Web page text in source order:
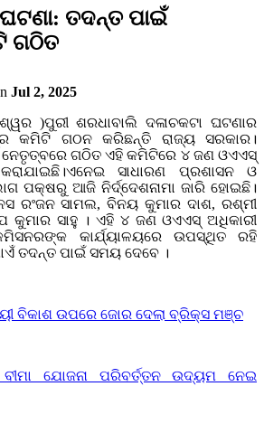
ଘଟଣା: ତଦନ୍ତ ପାଇଁ
ଗଠିତ
Jul 2, 2025
)ପୁରୀ ଶରଧାବାଲି ଦଳାଚକଟା ଘଟଣାର
କମିଟି ଗଠନ କରିଛନ୍ତି ରାଜ୍ୟ ସରକାର।
ଗଠିତ ଏହି କମିଟିରେ ୪ ଜଣ ଓଏଏସ୍‌
ସାଧାରଣ ପ୍ରଶାସନ ଓ
ପକ୍ଷରୁ ଆଜି ନିର୍ଦ୍ଦେଶନାମା ଜାରି ହୋଇଛି।
ରଂଜନ ସାମଲ, ବିନୟ କୁମାର ଦାଶ, ରଶ୍ମୀ
କୁମାର ସାହୁ । ଏହି ୪ ଜଣ ଓଏଏସ୍‌ ଅଧିକାରୀ
କାର୍ଯ୍ୟାଳୟରେ ଉପସ୍ଥିତ ରହି
ତଦନ୍ତ ପାଇଁ ସମୟ ଦେବେ ।
ବିକାଶ ଉପରେ ଜୋର ଦେଲା ବ୍ରିକ୍ସ ମଞ୍ଚ
ଯୋଜନା ପରିବର୍ତ୍ତନ ଉଦ୍ୟମ ନେଇ